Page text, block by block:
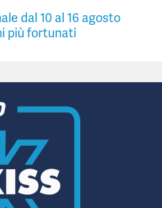
dal 10 al 16 agosto
più fortunati